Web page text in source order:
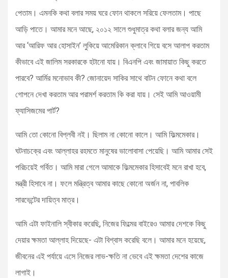
পেতাম। এমনকি কথা বলার সময় ঘরে ফোন থাকলে সরিয়ে ফেলতাম। পাছে
আড়ি পাতে। আমার মনে আছে, ২০১২ সালে শুধুমাত্র কথা বলার জন্য আমি
আর ‘আরিফ আর হোসাইন’ লুকিয়ে আমেরিকান ক্লাবে গিয়ে বসে আলাপ করতাম
কীভাবে এই জালিম সরকারকে হটানো যায়। বিএনপি এবং জামায়াত কিছু করতে
পারবে? আর্মির মনোভাব কী? জোনায়েদ সাকির সাথে বাটন ফোনে কথা বলে
গোপনে দেখা করতাম আর পরামর্শ করতাম কি করা যায়। সেই আমি আওয়ামী
ফ্যাসিজমের পার্ট?
আমি তো কোনো বিপ্লবী নই। ছিলাম না কোনো কালে। আমি ফিল্মমেকার।
ঘটনাচক্রে এবং আল্লাহর রহমতে মানুষের ভালোবাসা পেয়েছি। আমি আমার সেই
পরিচয়েই গর্বিত। আমি মারা গেলে আমাকে ফিল্মমেকার হিসাবেই মনে রাখা হবে,
মন্ত্রী হিসাবে না। ফলে মন্ত্রিত্ব আমার কাছে কোনো অর্জন না, পাবলিক
সারভেন্টের দায়িত্ব মাত্র।
আমি এটা ফাইনালি স্বীকার করেছি, নিজের ফিল্মের বাইরেও আমার দেশকে কিছু
দেয়ার ক্ষমতা আল্লাহ দিয়েছে- এটা বিশ্বাস করেছি বলে। আমার মনে হয়েছে,
জীবনের এই পর্যায়ে এসে নিজের লাভ-ক্ষতি না ভেবে এই ক্ষমতা দেশের কাজে
লাগাই।